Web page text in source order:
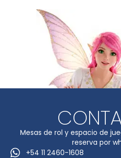
Mesas de rol y espacio de
reserva por
+54 11 2460-1608